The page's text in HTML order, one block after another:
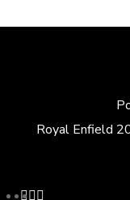
Royal Enfield